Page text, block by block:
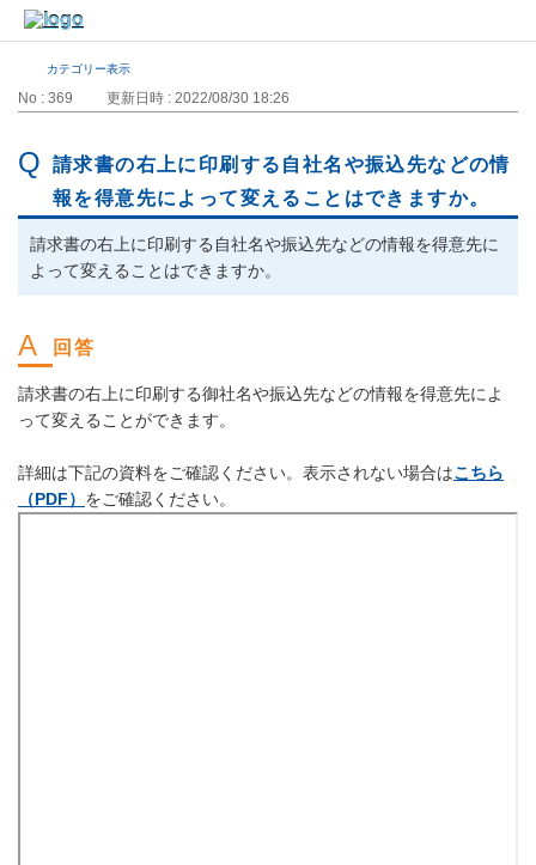
カテゴリー表示
No : 369 更新日時 : 2022/08/30 18:26
請求書の右上に印刷する自社名や振込先などの情
報を得意先によって変えることはできますか。
請求書の右上に印刷する自社名や振込先などの情報を得意先に
よって変えることはできますか。
請求書の右上に印刷する御社名や振込先などの情報を得意先によ
って変えることができます。
詳細は下記の資料をご確認ください。表示されない場合はこちら
（PDF） をご確認ください。